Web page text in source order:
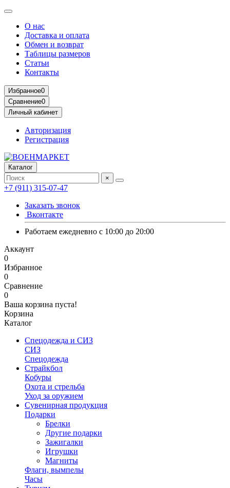
О нас
Доставка и оплата
Обмен и возврат
Таблицы размеров
Статьи
Контакты
Избранное0
Сравнение0
Личный кабинет
Авторизация
Регистрация
Каталог
×
+7 (911) 315-07-47
Заказать звонок
Вконтакте
Работаем ежедневно с 10:00 до 20:00
Аккаунт
0
Избранное
0
Сравнение
0
Ваша корзина пуста!
Корзина
Каталог
Спецодежда и СИЗ
СИЗ
Спецодежда
Страйкбол
Кобуры
Охота и стрельба
Уход за оружием
Сувенирная продукция
Подарки
Брелки
Другие подарки
Зажигалки
Игрушки
Магниты
Флаги, вымпелы
Часы